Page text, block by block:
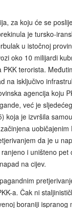
za koju će se
je tursko-
u istočnoj
oko 10 milijardi
terorista.
na isključivo
agencija koju
već je
koja je izvršila
uobičajenim
da je u
i uništeno pet
na cijev.
a. Čak ni
boraniji ispranog